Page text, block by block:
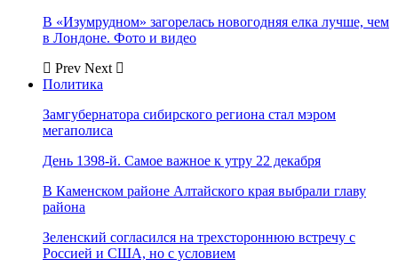
В «Изумрудном» загорелась новогодняя елка лучше, чем
в Лондоне. Фото и видео
Prev Next
Политика
Замгубернатора сибирского региона стал мэром
мегаполиса
День 1398-й. Самое важное к утру 22 декабря
В Каменском районе Алтайского края выбрали главу
района
Зеленский согласился на трехстороннюю встречу с
Россией и США, но с условием